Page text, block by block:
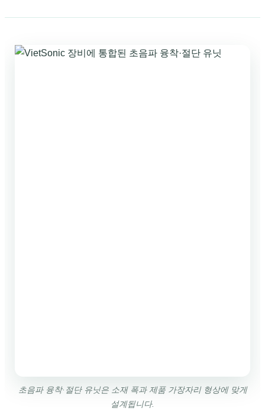
초음파 융착·절단 유닛은 소재 폭과 제품 가장자리 형상에 맞게
설계됩니다.